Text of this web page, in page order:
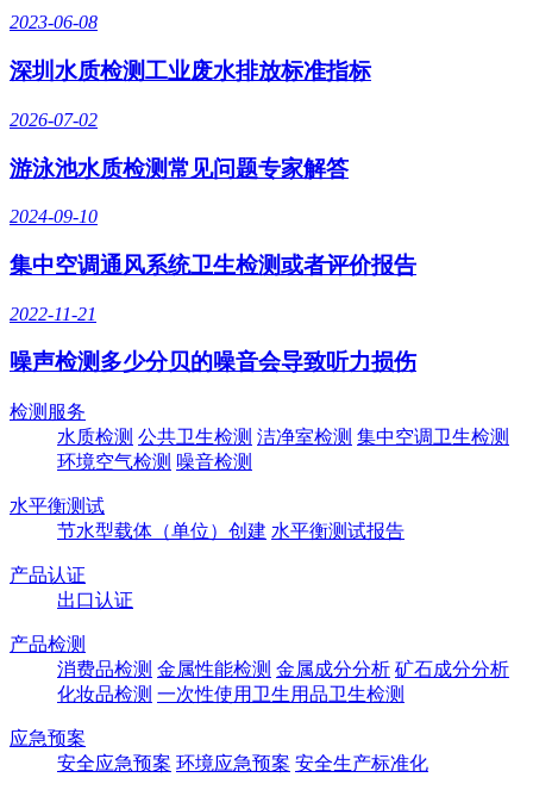
2023-06-08
深圳水质检测工业废水排放标准指标
2026-07-02
游泳池水质检测常见问题专家解答
2024-09-10
集中空调通风系统卫生检测或者评价报告
2022-11-21
噪声检测多少分贝的噪音会导致听力损伤
检测服务
水质检测 公共卫生检测 洁净室检测 集中空调卫生检测
环境空气检测 噪音检测
水平衡测试
节水型载体（单位）创建 水平衡测试报告
产品认证
出口认证
产品检测
消费品检测 金属性能检测 金属成分分析 矿石成分分析
化妆品检测 一次性使用卫生用品卫生检测
应急预案
安全应急预案 环境应急预案 安全生产标准化